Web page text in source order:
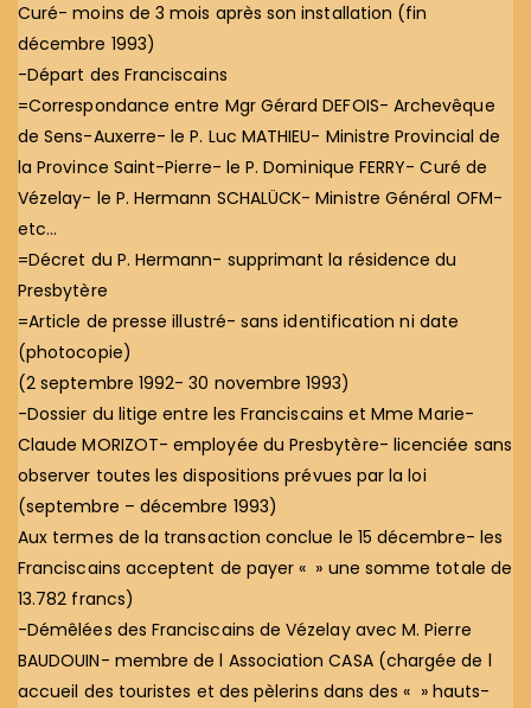
Curé- moins de 3 mois après son installation (fin
décembre 1993)
-Départ des Franciscains
=Correspondance entre Mgr Gérard DEFOIS- Archevêque
de Sens-Auxerre- le P. Luc MATHIEU- Ministre Provincial de
la Province Saint-Pierre- le P. Dominique FERRY- Curé de
Vézelay- le P. Hermann SCHALÜCK- Ministre Général OFM-
etc…
=Décret du P. Hermann- supprimant la résidence du
Presbytère
=Article de presse illustré- sans identification ni date
(photocopie)
(2 septembre 1992- 30 novembre 1993)
-Dossier du litige entre les Franciscains et Mme Marie-
Claude MORIZOT- employée du Presbytère- licenciée sans
observer toutes les dispositions prévues par la loi
(septembre – décembre 1993)
Aux termes de la transaction conclue le 15 décembre- les
Franciscains acceptent de payer « » une somme totale de
13.782 francs)
-Démêlées des Franciscains de Vézelay avec M. Pierre
BAUDOUIN- membre de l Association CASA (chargée de l
accueil des touristes et des pèlerins dans des « » hauts-